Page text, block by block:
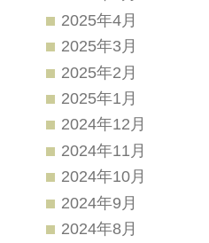
2025年4月
2025年3月
2025年2月
2025年1月
2024年12月
2024年11月
2024年10月
2024年9月
2024年8月